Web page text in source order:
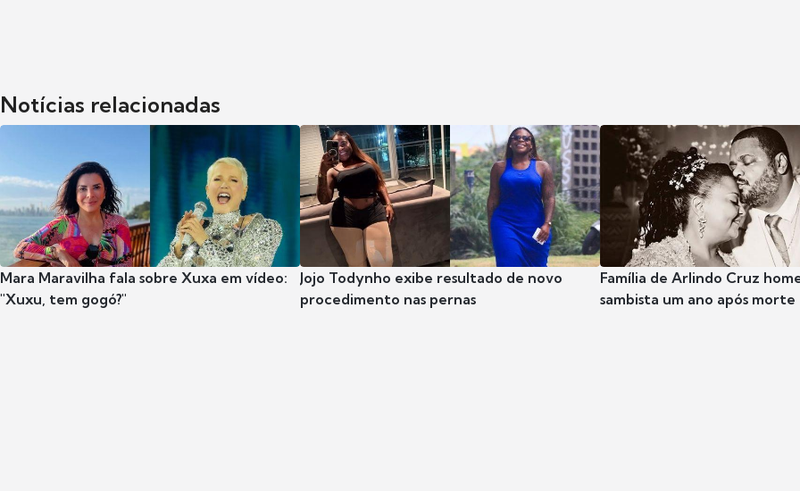
Notícias relacionadas
Mara Maravilha fala sobre Xuxa em vídeo:
"Xuxu, tem gogó?"
Jojo Todynho exibe resultado de novo
procedimento nas pernas
Família de Arlindo Cruz
sambista um ano após morte